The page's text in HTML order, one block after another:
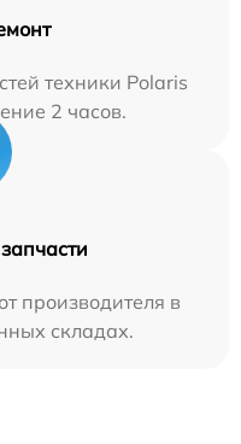
техники Polaris
2 часов.
производителя в
складах.